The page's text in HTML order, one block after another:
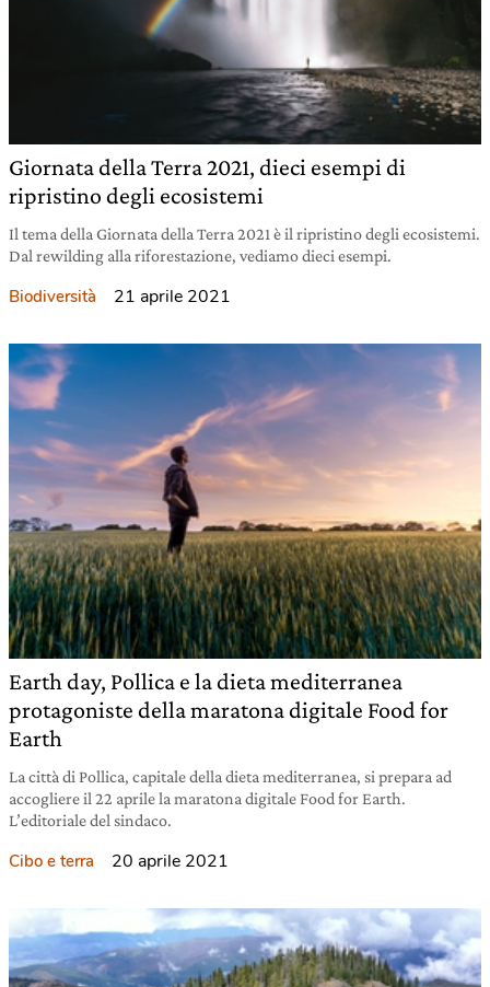
Giornata della Terra 2021, dieci esempi di
ripristino degli ecosistemi
Il tema della Giornata della Terra 2021 è il ripristino degli ecosistemi.
Dal rewilding alla riforestazione, vediamo dieci esempi.
Biodiversità 21 aprile 2021
Earth day, Pollica e la dieta mediterranea
protagoniste della maratona digitale Food for
Earth
La città di Pollica, capitale della dieta mediterranea, si prepara ad
accogliere il 22 aprile la maratona digitale Food for Earth.
L’editoriale del sindaco.
Cibo e terra 20 aprile 2021